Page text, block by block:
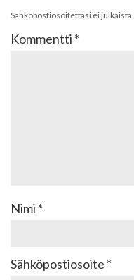
Sähköpostiosoitettasi ei julkaista.
Kommentti *
Nimi *
Sähköpostiosoite *